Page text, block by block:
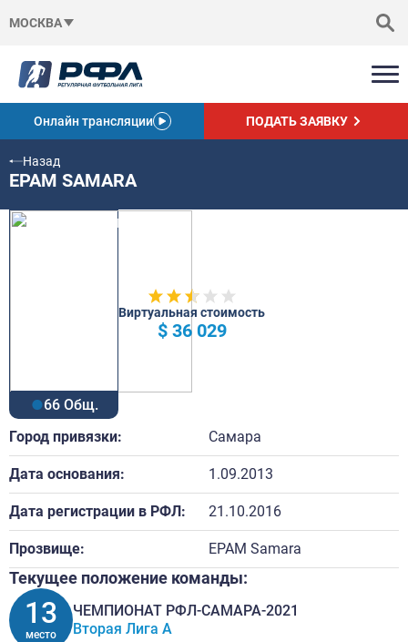
МОСКВА
Онлайн трансляции ПОДАТЬ ЗАЯВКУ
Назад
EPAM SAMARA
66 Общ.
Виртуальная стоимость
$ 36 029
Город привязки: Самара
Дата основания: 1.09.2013
Дата регистрации в РФЛ: 21.10.2016
Прозвище: EPAM Samara
Текущее положение команды:
13
место
ЧЕМПИОНАТ РФЛ-САМАРА-2021
Вторая Лига А